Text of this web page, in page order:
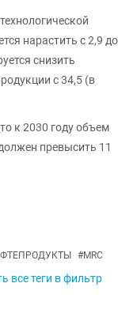
нарастить с 2,9 до
снизить
с 34,5 (в
к 2030 году объем
превысить 11
#MRC
все теги в фильтр